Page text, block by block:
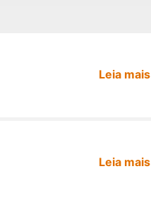
Leia mais
Leia mais